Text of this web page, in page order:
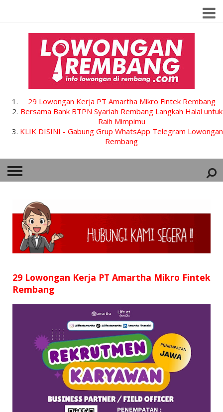
29 Lowongan Kerja PT Amartha Mikro Fintek Rembang
Bersama Bank BTPN Syariah Rembang Langkah Halal untuk
Raih Mimpimu
KLIK DISINI - Gabung Grup WhatsApp Telegram Lowongan
Rembang
HOME
SMP
D3
SURAT LAMARAN
RIWAYAT HIDUP
29 Lowongan Kerja PT Amartha Mikro Fintek
Rembang